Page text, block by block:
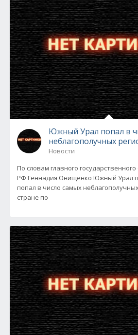
Южный Урал попал в число
неблагополучных
Новости
По словам главного
РФ Геннадия Онищенко Южный Урал
попал в число самых
стране по